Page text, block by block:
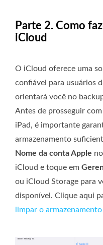
Parte 2. Como
iCloud
O iCloud oferece uma
confiável para usuários
orientará você no
Antes de prosseguir
iPad, é importante
armazenamento
Nome da conta Apple
iCloud e toque em
ou iCloud Storage para
disponível. Clique aqui
limpar o